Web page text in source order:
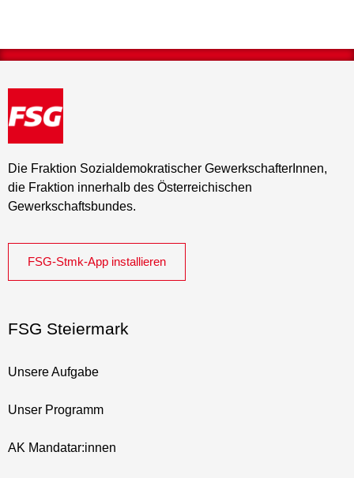
Die Fraktion Sozialdemokratischer GewerkschafterInnen,
die Fraktion innerhalb des Österreichischen
Gewerkschaftsbundes.
FSG-Stmk-App installieren
FSG Steiermark
Unsere Aufgabe
Unser Programm
AK Mandatar:innen